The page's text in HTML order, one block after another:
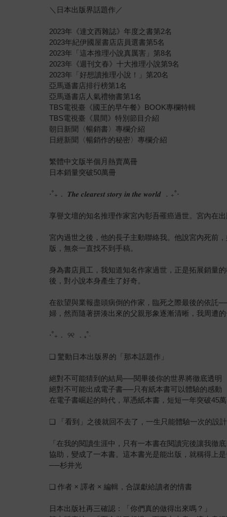
＼日本出版界話題作／
2023年《達文西雜誌》年度之書第2名
2023年紀伊國屋書店店員選書第5名
2023年「這本推理小說真厲害」第8名
2023年《週刊文春》十大推理小說第9名
2023年「好想讀推理小說！」第20名
亞馬遜書店排行榜第1名
亞馬遜書店人氣禮物書第1名
TBS電視臺《國王的早午餐》BOOK專欄特輯
TBS電視臺《晨間》特別節目介紹
朝日新聞〈暢銷書〉專欄介紹
日經新聞〈暢銷作的秘密〉專欄介紹
繁體中文版半個月熱賣萬冊
日本銷量突破50萬冊
⋅˚₊． 𝑻𝒉𝒆 𝒄𝒍𝒆𝒂𝒓𝒆𝒔𝒕 𝒔𝒕𝒐𝒓𝒚 𝒊𝒏 𝒕𝒉𝒆 𝒘𝒐𝒓𝒍𝒅 ．₊˚⋅
享譽文壇的知名推理作家宮內彰吾罹癌過世。宮內在
宮內過世之後，他的長子主動聯絡我。他說宮內死前
版，無奈一直找不到手稿。
身為書店員工，我知道知名作家過世，正是拓展銷量
後，對小說本身產生了好奇。
在欲望與業報盡頭病倒的作家，臨死之際最後的依託
婦，然而隨著拼湊出來的父親形象逐漸清晰，我周遭
⋅˚₊． ୨୧ ．₊˚⋅
❏ 驚動日本出版界的「那本話題作」
絕對不可能猜到的結局──閱畢後你的世界將徹底透明
絕對不可能出成電子書──只有紙本書可以體驗的感動
在電子書崛起的時代，單憑紙本書，短短一年突破45萬
❏ 「看到」之後就回不去了，一生只能體驗一次的設計
「在我的閱讀生涯中，只有一本書在閱讀完後讓我徹
協助，變成了一本書。這本書光是能出版，就稱得上
──杉井光
❏ 作者 × 譯者 × 編輯，合謀獻給讀者的情書
日本出版社再三確認：「你們真的做得出來嗎？」